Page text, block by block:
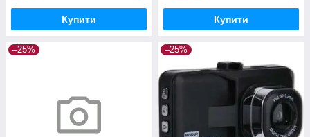
Купити Купити
–25% –25%